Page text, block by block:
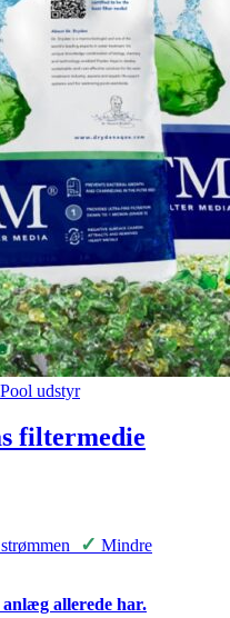
Pool udstyr
filtermedie
✓ Mindre
anlæg allerede har.